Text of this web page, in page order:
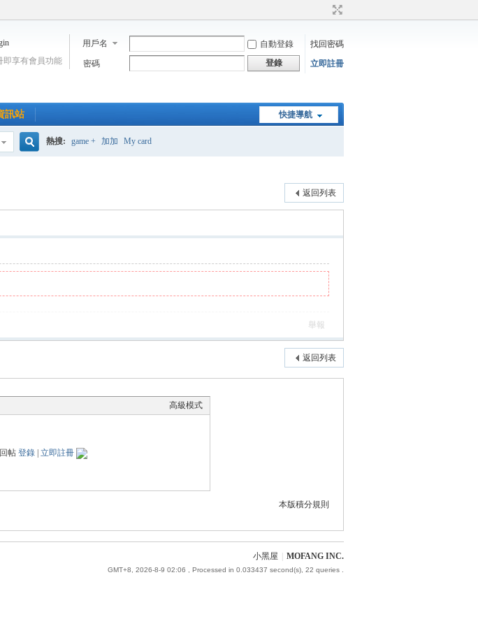
用戶名 自動登錄
找回密碼
密碼
登錄 立即註冊
即享有會員功能
快捷導航
訊站
熱搜: game + 加加 My card
返回列表
舉報
返回列表
高級模式
帖 登錄| 立即註冊
本版積分規則
小黑屋 MOFANG INC.
GMT+8, 2026-8-9 02:06 , Processed in 0.033437 second(s), 22 queries .